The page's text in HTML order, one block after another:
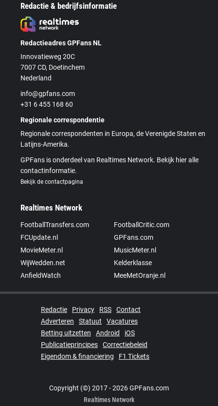
Redactie & bedrijfsinformatie
Redactieadres GPFans NL
Innovatieweg 20C
7007 CD, Doetinchem
Nederland
info@gpfans.com
+31 6 455 168 60
Regionale correspondentie
Regionale correspondenten in Europa, de Verenigde Staten en
Latijns-Amerika.
GPFans is onderdeel van Realtimes Network. Bekijk hier alle
contactinformatie.
Bekijk de contactpagina
Realtimes Network
FootballTransfers.com
FootballCritic.com
FCUpdate.nl
GPFans.com
MovieMeter.nl
MusicMeter.nl
WijWedden.net
Kelderklasse
AnfieldWatch
MeeMetOranje.nl
Redactie Privacy RSS
Contact
Adverteren
Statuut
Vacatures
Betting uitzetten
Android
iOS
Publicatieprincipes
Correctiebeleid
Eigendom & financiering
F1 Tickets
Copyright (©) 2017 - 2026 GPFans.com
Realtimes Network